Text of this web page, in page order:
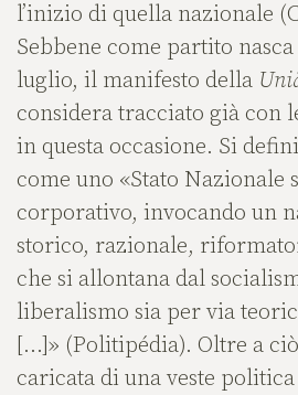
l’inizio di quella nazionale
Sebbene come partito
luglio, il manifesto della
considera tracciato già con
in questa occasione. Si
come uno «Stato Nazionale
corporativo, invocando un
storico, razionale,
che si allontana dal
liberalismo sia per via
[…]» (Politipédia). Oltre a
caricata di una veste